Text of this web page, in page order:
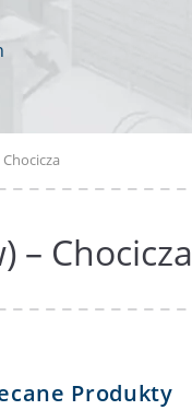
– Chocicza
Produkty